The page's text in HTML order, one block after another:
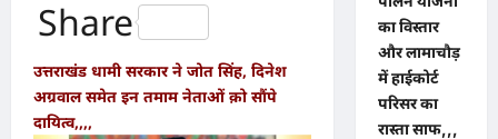
Share
उत्तराखंड धामी सरकार ने जोत सिंह, दिनेश
अग्रवाल समेत इन तमाम नेताओं क़ो सौंपे
दायित्व,,,,
का विस्तार
और लामाचौड़
में हाईकोर्ट
परिसर का
रास्ता साफ,,,